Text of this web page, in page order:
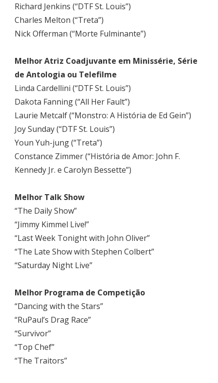
Richard Jenkins (“DTF St. Louis”)
Charles Melton (“Treta”)
Nick Offerman (“Morte Fulminante”)
Melhor Atriz Coadjuvante em Minissérie, Série
de Antologia ou Telefilme
Linda Cardellini (“DTF St. Louis”)
Dakota Fanning (“All Her Fault”)
Laurie Metcalf (“Monstro: A História de Ed Gein”)
Joy Sunday (“DTF St. Louis”)
Youn Yuh-jung (“Treta”)
Constance Zimmer (“História de Amor: John F.
Kennedy Jr. e Carolyn Bessette”)
Melhor Talk Show
“The Daily Show”
“Jimmy Kimmel Live!”
“Last Week Tonight with John Oliver”
“The Late Show with Stephen Colbert”
“Saturday Night Live”
Melhor Programa de Competição
“Dancing with the Stars”
“RuPaul’s Drag Race”
“Survivor”
“Top Chef”
“The Traitors”